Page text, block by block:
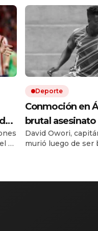
ex
Deporte
Conmoción en
brutal asesinato
figuras del
David Owori,
murió luego de ser